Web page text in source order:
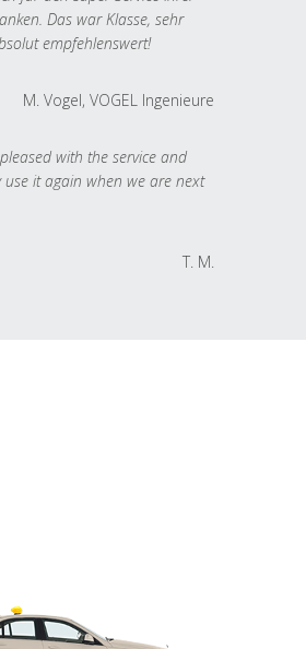
Das war Klasse, sehr
empfehlenswert!
M. Vogel, VOGEL Ingenieure
with the service and
it again when we are next
T. M.